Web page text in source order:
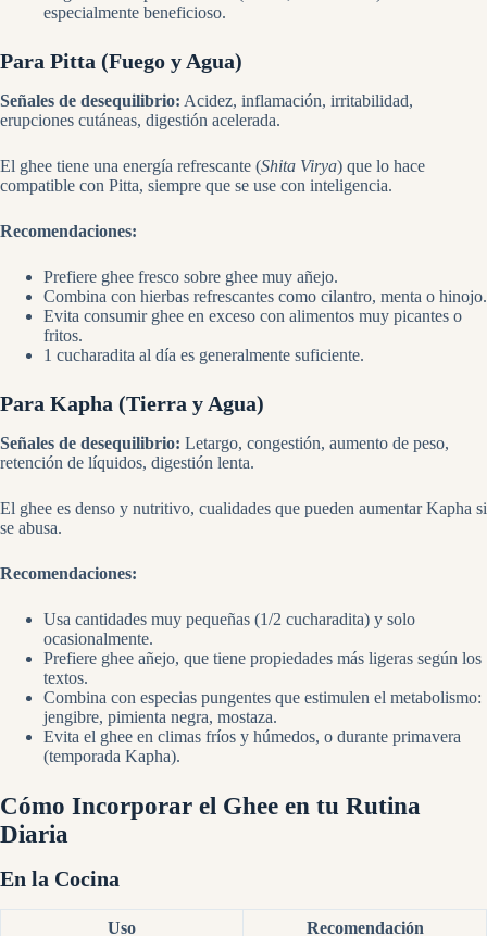
especialmente beneficioso.
Para Pitta (Fuego y Agua)
Señales de desequilibrio: Acidez, inflamación, irritabilidad,
erupciones cutáneas, digestión acelerada.
El ghee tiene una energía refrescante (Shita Virya) que lo hace
compatible con Pitta, siempre que se use con inteligencia.
Recomendaciones:
Prefiere ghee fresco sobre ghee muy añejo.
Combina con hierbas refrescantes como cilantro, menta o hinojo.
Evita consumir ghee en exceso con alimentos muy picantes o
fritos.
1 cucharadita al día es generalmente suficiente.
Para Kapha (Tierra y Agua)
Señales de desequilibrio: Letargo, congestión, aumento de peso,
retención de líquidos, digestión lenta.
El ghee es denso y nutritivo, cualidades que pueden aumentar Kapha si
se abusa.
Recomendaciones:
Usa cantidades muy pequeñas (1/2 cucharadita) y solo
ocasionalmente.
Prefiere ghee añejo, que tiene propiedades más ligeras según los
textos.
Combina con especias pungentes que estimulen el metabolismo:
jengibre, pimienta negra, mostaza.
Evita el ghee en climas fríos y húmedos, o durante primavera
(temporada Kapha).
Cómo Incorporar el Ghee en tu Rutina
Diaria
En la Cocina
Uso Recomendación